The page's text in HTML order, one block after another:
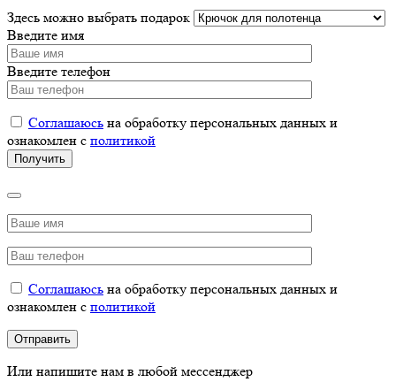
Здесь можно выбрать подарок
Введите имя
Введите телефон
Соглашаюсь на обработку персональных данных и
ознакомлен с политикой
Соглашаюсь на обработку персональных данных и
ознакомлен с политикой
Или напишите нам в любой мессенджер